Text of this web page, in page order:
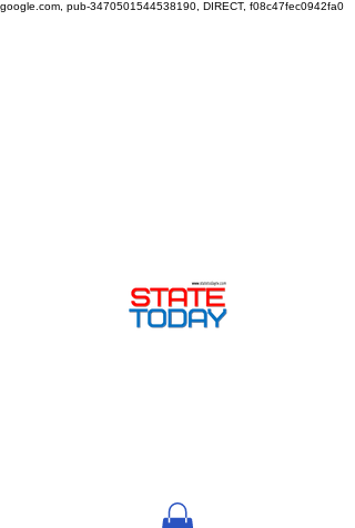
google.com, pub-3470501544538190, DIRECT, f08c47fec0942fa0